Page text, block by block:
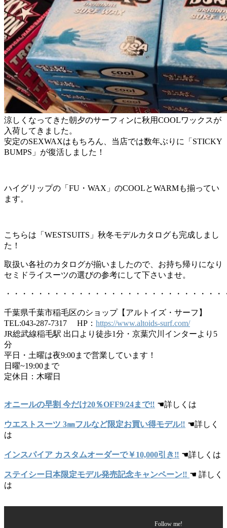
涼しくなってきた朝夕のサーフィンに秋用COOLワックスが
入荷してきました。
安定のSEXWAXはもちろん、当店では数年ぶりに「STICKY
BUMPS」が復活しました！
ハイグリップの「FU・WAX」のCOOLとWARMも揃ってい
ます。
こちらは「WESTSUITS」秋冬モデルカタログも完成しまし
た！
取扱い各社のカタログが揃いましたので、お持ち帰りになり
セミドライスーツの選びの参考にして下さいませ。
・・・・・・・・・・・・・・・・・・・・・・・・・・
千葉県千葉市稲毛区のショップ【アルトイズ・サーフ】
TEL:043-287-7317 HP： https://www.altoids-surf.com/
JR総武線稲毛駅 出口より徒歩1分・京葉穴川インターより5
分
平日・土曜は夜9:00まで営業しています！
日曜~19:00まで
定休日：木曜日
オニールの早割 今だけ20％OFF9/24まで‼ ☚詳しくは
ウエストスーツ 3㎜フルなど限定お買い得モデル‼ ☚詳しく
は
インスパイア カスタムオーダーで￥10,000引き‼ ☚詳しくは
ステイシー日本限定モデル発売記念キャンペーン‼ ☚ 詳しく
は
Follow me!